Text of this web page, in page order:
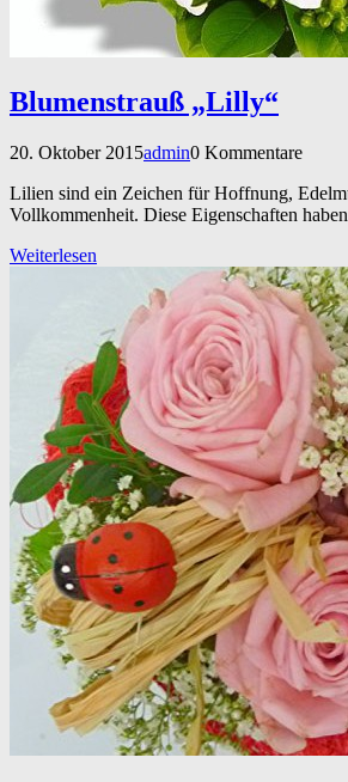
Blumenstrauß „Lilly“
20. Oktober 2015admin0 Kommentare
Lilien sind ein Zeichen für Hoffnung,
Vollkommenheit. Diese Eigenschaften
Weiterlesen